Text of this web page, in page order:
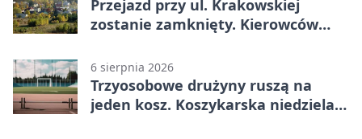
Przejazd przy ul. Krakowskiej
zostanie zamknięty. Kierowców
6 sierpnia 2026
Trzyosobowe drużyny ruszą na
jeden kosz. Koszykarska niedziela